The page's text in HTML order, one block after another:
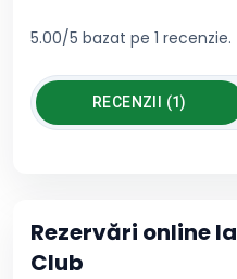
5.00/5 bazat pe 1 recenzie.
RECENZII (1)
Rezervări online la
Club